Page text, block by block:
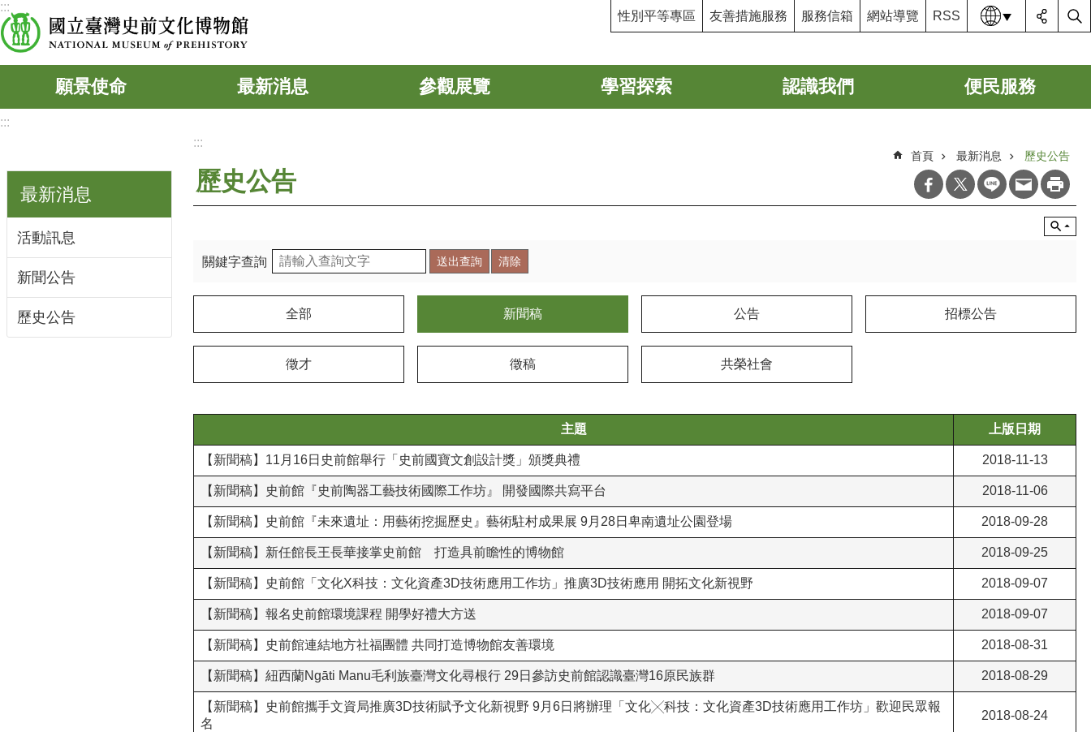
跳到主要內容區塊
:::
性別平等專區 友善措施服務 服務信箱 網站導覽 RSS 語系
願景使命 最新消息 參觀展覽 學習探索 認識我們 便民服務
:::
最新消息
活動訊息
新聞公告
歷史公告
:::
首頁 最新消息 歷史公告
歷史公告
關鍵字查詢
全部 新聞稿 公告 招標公告
徵才 徵稿 共榮社會
主題 上版日期
【新聞稿】11月16日史前館舉行「史前國寶文創設計獎」頒獎典禮 2018-11-13
【新聞稿】史前館『史前陶器工藝技術國際工作坊』 開發國際共寫平台 2018-11-06
【新聞稿】史前館『未來遺址：用藝術挖掘歷史』藝術駐村成果展 9月28日卑南遺址公園登場 2018-09-28
【新聞稿】新任館長王長華接掌史前館 打造具前瞻性的博物館 2018-09-25
【新聞稿】史前館「文化X科技：文化資產3D技術應用工作坊」推廣3D技術應用 開拓文化新視野 2018-09-07
【新聞稿】報名史前館環境課程 開學好禮大方送 2018-09-07
【新聞稿】史前館連結地方社福團體 共同打造博物館友善環境 2018-08-31
【新聞稿】紐西蘭Ngāti Manu毛利族臺灣文化尋根行 29日參訪史前館認識臺灣16原民族群 2018-08-29
【新聞稿】史前館攜手文資局推廣3D技術賦予文化新視野 9月6日將辦理「文化╳科技：文化資產3D技術應用工作坊」歡迎民眾報
名
2018-08-24